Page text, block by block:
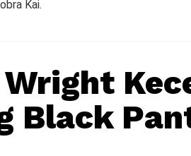
Kai.
Black